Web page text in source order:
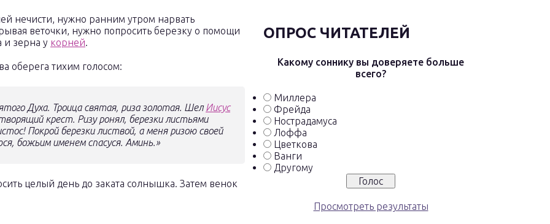
нечисти, нужно ранним утром нарвать
веточки, нужно попросить березку о помощи
и зерна у корней.
оберега тихим голосом:
Духа. Троица святая, риза золотая. ШелИисус
крест. Ризу ронял, березки листьями
Покрой березки листвой, а меня ризою своей
божьим именем спасуся. Аминь.»
целый день до заката солнышка. Затем венок
ОПРОС ЧИТАТЕЛЕЙ
Какому соннику вы доверяете больше
всего?
Миллера
Фрейда
Нострадамуса
Лоффа
Цветкова
Ванги
Другому
Просмотреть результаты